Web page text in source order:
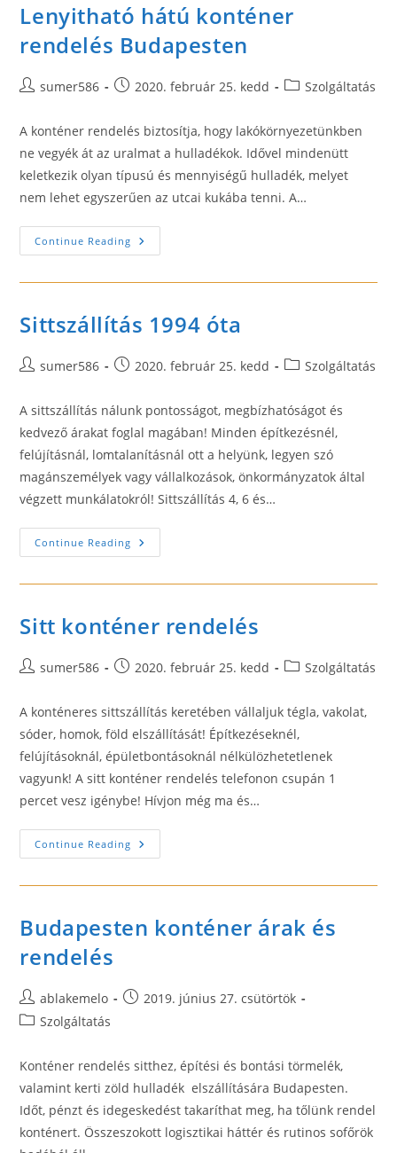
Lenyitható hátú konténer
rendelés Budapesten
Postsumer586
Post2020. február 25. kedd
PostSzolgáltatás
A konténer rendelés biztosítja, hogy lakókörnyezetünkben
ne vegyék át az uralmat a hulladékok. Idővel mindenütt
keletkezik olyan típusú és mennyiségű hulladék, melyet
nem lehet egyszerűen az utcai kukába tenni. A…
Continue Reading Lenyitható
Hátú
Rendelés
Sittszállítás 1994 óta
Postsumer586
Post2020. február 25. kedd
PostSzolgáltatás
A sittszállítás nálunk pontosságot, megbízhatóságot és
kedvező árakat foglal magában! Minden építkezésnél,
felújításnál, lomtalanításnál ott a helyünk, legyen szó
magánszemélyek vagy vállalkozások, önkormányzatok által
végzett munkálatokról! Sittszállítás 4, 6 és…
Continue Reading Sittszállítás
1994
Sitt konténer rendelés
Postsumer586
Post2020. február 25. kedd
PostSzolgáltatás
A konténeres sittszállítás keretében vállaljuk tégla, vakolat,
sóder, homok, föld elszállítását! Építkezéseknél,
felújításoknál, épületbontásoknál nélkülözhetetlenek
vagyunk! A sitt konténer rendelés telefonon csupán 1
percet vesz igénybe! Hívjon még ma és…
Continue Reading Sitt
Konténer
Budapesten konténer árak és
rendelés
Post
author:
ablakemelo
Post2019. június 27. csütörtök
PostSzolgáltatás
Konténer rendelés sitthez, építési és bontási törmelék,
valamint kerti zöld hulladék elszállítására Budapesten.
Időt, pénzt és idegeskedést takaríthat meg, ha tőlünk rendel
konténert. Összeszokott logisztikai háttér és rutinos sofőrök